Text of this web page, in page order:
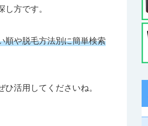
方です。
順や脱毛方法別に簡単検索
活用してくださいね。